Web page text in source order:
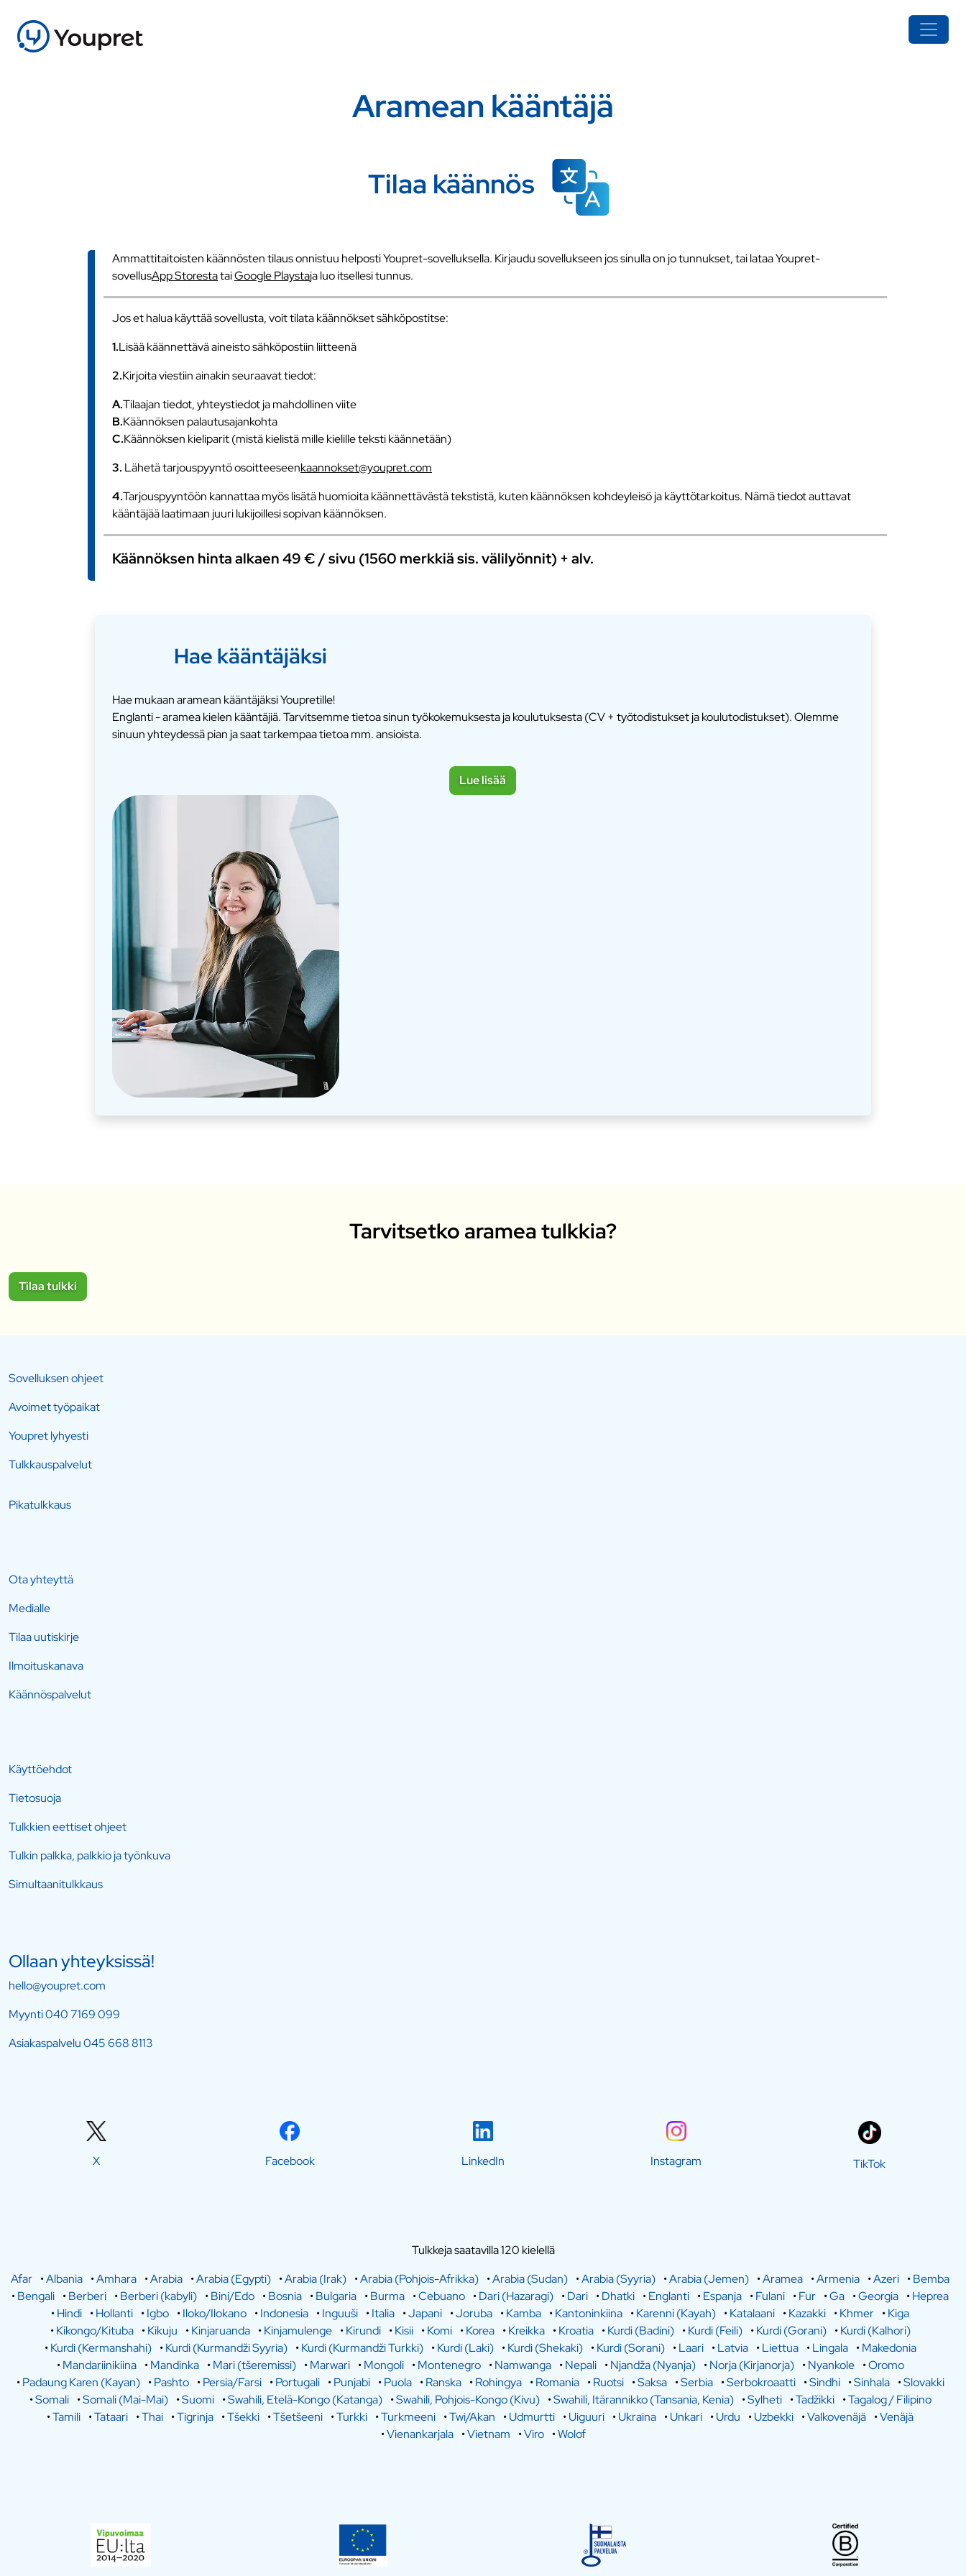
Aramean kääntäjä
Tilaa käännös
Ammattitaitoisten käännösten tilaus onnistuu helposti Youpret-sovelluksella. Kirjaudu sovellukseen jos sinulla on jo tunnukset, tai lataa Youpret-
sovellusApp StorestataiGoogle Playstaja luo itsellesi tunnus.
Jos et halua käyttää sovellusta, voit tilata käännökset sähköpostitse:
1.Lisää käännettävä aineisto sähköpostiin liitteenä
2.Kirjoita viestiin ainakin seuraavat tiedot:
A.Tilaajan tiedot, yhteystiedot ja mahdollinen viite
B.Käännöksen palautusajankohta
C.Käännöksen kieliparit (mistä kielistä mille kielille teksti käännetään)
3. Lähetä tarjouspyyntö osoitteeseenkaannokset@youpret.com
4.Tarjouspyyntöön kannattaa myös lisätä huomioita käännettävästä tekstistä, kuten käännöksen kohdeyleisö ja käyttötarkoitus. Nämä tiedot auttavat
kääntäjää laatimaan juuri lukijoillesi sopivan käännöksen.
Käännöksen hinta alkaen 49 € / sivu (1560 merkkiä sis. välilyönnit) + alv.
Hae kääntäjäksi
Hae mukaan aramean kääntäjäksi Youpretille!
Englanti - aramea kielen kääntäjiä. Tarvitsemme tietoa sinun työkokemuksesta ja koulutuksesta (CV + työtodistukset ja koulutodistukset). Olemme
sinuun yhteydessä pian ja saat tarkempaa tietoa mm. ansioista.
Lue lisää
Tarvitsetko aramea tulkkia?
Tilaa tulkki
Sovelluksen ohjeet
Avoimet työpaikat
Youpret lyhyesti
Tulkkauspalvelut
Pikatulkkaus
Ota yhteyttä
Medialle
Tilaa uutiskirje
Ilmoituskanava
Käännöspalvelut
Käyttöehdot
Tietosuoja
Tulkkien eettiset ohjeet
Tulkin palkka, palkkio ja työnkuva
Simultaanitulkkaus
Ollaan yhteyksissä!
hello@youpret.com
Myynti040 7169 099
Asiakaspalvelu045 668 8113
X Facebook LinkedIn Instagram TikTok
Tulkkeja saatavilla 120 kielellä
Afar •Albania •Amhara •Arabia •Arabia (Egypti) •Arabia (Irak) •Arabia (Pohjois-Afrikka) •Arabia (Sudan) •Arabia (Syyria) •Arabia (Jemen) •Aramea •Armenia •Azeri •Bemba
•Bengali •Berberi •Berberi (kabyli) •Bini/Edo •Bosnia •Bulgaria •Burma •Cebuano •Dari (Hazaragi) •Dari •Dhatki •Englanti •Espanja •Fulani •Fur •Ga •Georgia •Heprea
•Hindi •Hollanti •Igbo •Iloko/Ilokano •Indonesia •Inguuši •Italia •Japani •Joruba •Kamba •Kantoninkiina •Karenni (Kayah) •Katalaani •Kazakki •Khmer •Kiga
•Kikongo/Kituba •Kikuju •Kinjaruanda •Kinjamulenge •Kirundi •Kisii •Komi •Korea •Kreikka •Kroatia •Kurdi (Badini) •Kurdi (Feili) •Kurdi (Gorani) •Kurdi (Kalhori)
•Kurdi (Kermanshahi) •Kurdi (Kurmandži Syyria) •Kurdi (Kurmandži Turkki) •Kurdi (Laki) •Kurdi (Shekaki) •Kurdi (Sorani) •Laari •Latvia •Liettua •Lingala •Makedonia
•Mandariinikiina •Mandinka •Mari (tšeremissi) •Marwari •Mongoli •Montenegro •Namwanga •Nepali •Njandža (Nyanja) •Norja (Kirjanorja) •Nyankole •Oromo
•Padaung Karen (Kayan) •Pashto •Persia/Farsi •Portugali •Punjabi •Puola •Ranska •Rohingya •Romania •Ruotsi •Saksa •Serbia •Serbokroaatti •Sindhi •Sinhala •Slovakki
•Somali •Somali (Mai-Mai) •Suomi •Swahili, Etelä-Kongo (Katanga) •Swahili, Pohjois-Kongo (Kivu) •Swahili, Itärannikko (Tansania, Kenia) •Sylheti •Tadžikki •Tagalog / Filipino
•Tamili •Tataari •Thai •Tigrinja •Tšekki •Tšetšeeni •Turkki •Turkmeeni •Twi/Akan •Udmurtti •Uiguuri •Ukraina •Unkari •Urdu •Uzbekki •Valkovenäjä •Venäjä
•Vienankarjala •Vietnam •Viro •Wolof